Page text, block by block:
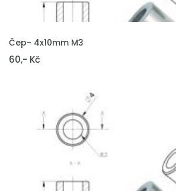
VLOŽIT DO KOŠÍKU
Čep- 4x10mm M3
60,- Kč